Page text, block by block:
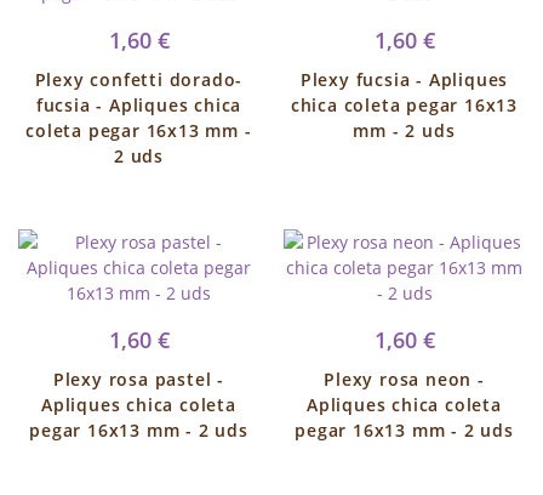
1,60 €
Plexy confetti dorado-
fucsia - Apliques chica
coleta pegar 16x13 mm -
2 uds
1,60 €
Plexy fucsia - Apliques
chica coleta pegar 16x13
mm - 2 uds
1,60 €
Plexy rosa pastel -
Apliques chica coleta
pegar 16x13 mm - 2 uds
1,60 €
Plexy rosa neon -
Apliques chica coleta
pegar 16x13 mm - 2 uds